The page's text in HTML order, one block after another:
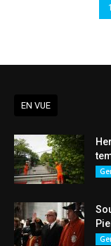
1
EN VUE